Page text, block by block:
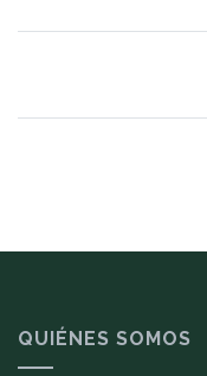
QUIÉNES SOMOS